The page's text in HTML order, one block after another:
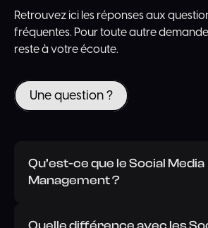
Retrouvez ici les réponses aux
fréquentes. Pour toute autre
reste à votre écoute.
Une question ?
Qu’est-ce que le Social Media
Management ?